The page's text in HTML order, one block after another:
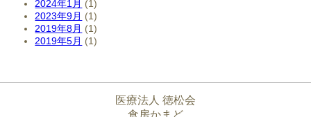
2024年1月 (1)
2023年9月 (1)
2019年8月 (1)
2019年5月 (1)
医療法人 徳松会